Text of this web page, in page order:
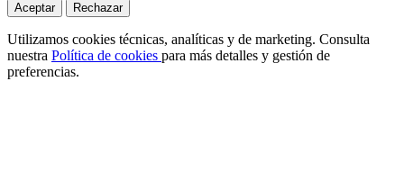
Aceptar
Rechazar
Utilizamos cookies técnicas, analíticas y de marketing. Consulta
nuestra Política de cookies para más detalles y gestión de
preferencias.